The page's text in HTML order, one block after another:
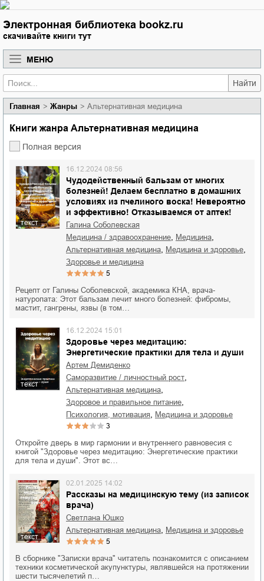
Электронная библиотека bookz.ru
скачивайте книги тут
МЕНЮ
Найти
Главная Жанры Альтернативная медицина
Книги жанра Альтернативная медицина
Полная версия
текст
Чудодейственный бальзам от многих
болезней! Делаем бесплатно в домашних
условиях из пчелиного воска! Невероятно
и эффективно! Отказываемся от аптек!
16.12.2024 08:56
Галина Соболевская
медицина / здравоохранение
медицина
альтернативная медицина медицина и здоровье
здоровье и медицина
5
Рецепт от Галины Соболевской, академика КНА, врача-
натуропата: Этот бальзам лечит много болезней: фибромы,
мастит, гангрены, язвы (в том…
текст
Здоровье через медитацию:
Энергетические практики для тела и души
16.12.2024 15:01
Артем Демиденко
саморазвитие / личностный рост
альтернативная медицина
здоровое и правильное питание
психология, мотивация медицина и здоровье
3
Откройте дверь в мир гармонии и внутреннего равновесия с
книгой "Здоровье через медитацию: Энергетические практики
для тела и души". Этот вс…
текст
Рассказы на медицинскую тему (из записок
врача)
02.01.2025 14:02
Светлана Юшко
альтернативная медицина
медицина и здоровье
5
В сборнике "Записки врача" читатель познакомится с описанием
техники косметической акупунктуры, являвшейся на протяжении
шести тысячелетий п…